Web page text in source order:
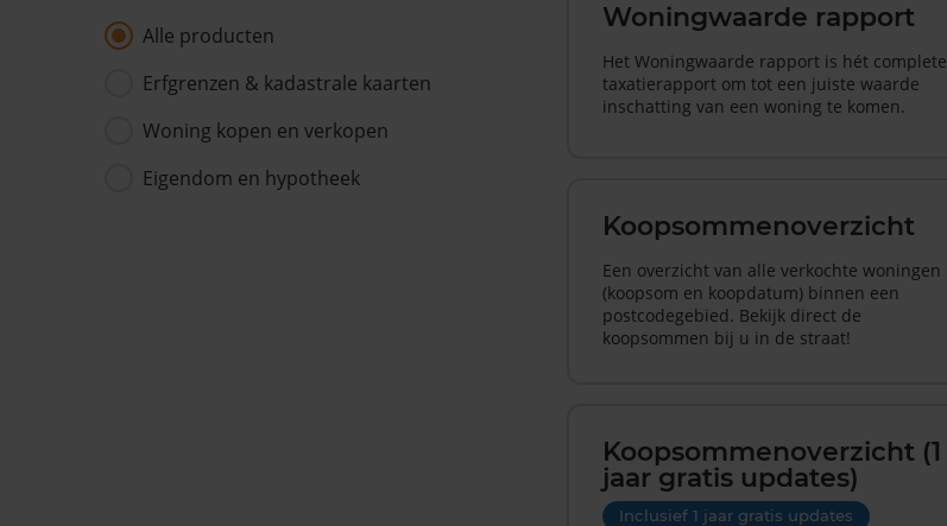
Alle producten
Erfgrenzen & kadastrale kaarten
Woning kopen en verkopen
Eigendom en hypotheek
Woningwaarde rapport
Het Woningwaarde rapport is hét complete
taxatierapport om tot een juiste waarde
inschatting van een woning te komen.
Koopsommenoverzicht
Een overzicht van alle verkochte woningen
(koopsom en koopdatum) binnen een
postcodegebied. Bekijk direct de
koopsommen bij u in de straat!
Koopsommenoverzicht (1
jaar gratis updates)
Inclusief 1 jaar gratis updates